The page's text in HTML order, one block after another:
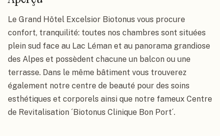
Le Grand Hôtel Excelsior Biotonus vous procure
confort, tranquilité: toutes nos chambres sont situées
plein sud face au Lac Léman et au panorama grandiose
des Alpes et possèdent chacune un balcon ou une
terrasse. Dans le même bâtiment vous trouverez
également notre centre de beauté pour des soins
esthétiques et corporels ainsi que notre fameux Centre
de Revitalisation ´Biotonus Clinique Bon Port´.